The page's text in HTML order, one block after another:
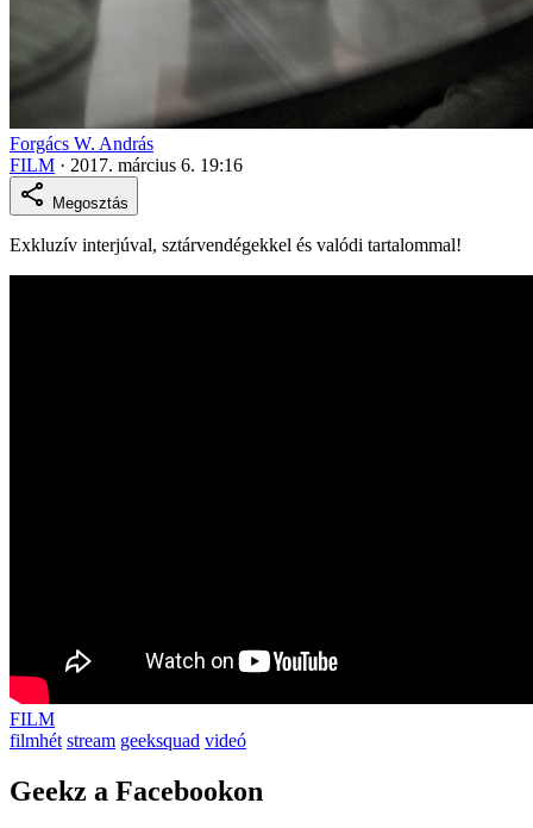
Forgács W. András
FILM · 2017. március 6. 19:16
Megosztás
Exkluzív interjúval, sztárvendégekkel és valódi tartalommal!
FILM
filmhét stream geeksquad videó
Geekz a Facebookon